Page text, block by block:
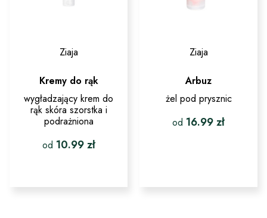
Ziaja
Kremy do rąk
wygładzający krem do
rąk skóra szorstka i
podrażniona
od 10.99zł
ma
Ziaja
Arbuz
żel pod prysznic
od 16.99zł
wariantów.